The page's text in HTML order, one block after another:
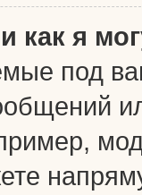
как я
под